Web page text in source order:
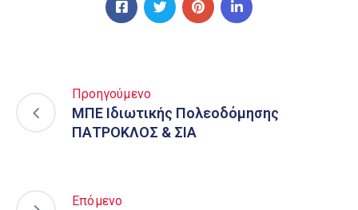
Προηγούμενο
ΜΠΕ Ιδιωτικής Πολεοδόμησης
ΠΑΤΡΟΚΛΟΣ & ΣΙΑ
Επόμενο